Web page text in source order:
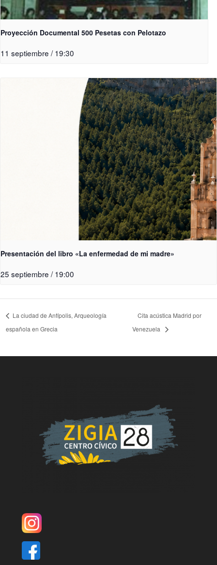
Proyección Documental 500 Pesetas con Pelotazo
11 septiembre / 19:30
Presentación del libro «La enfermedad de mi madre»
25 septiembre / 19:00
La ciudad de Anfípolis, Arqueología
española en Grecia
Cita acústica Madrid por
Venezuela